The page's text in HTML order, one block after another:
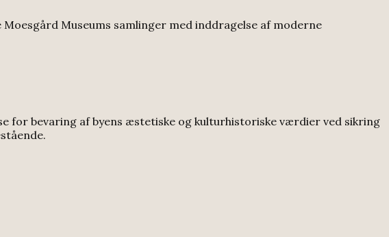
Moesgård Museums samlinger med inddragelse af moderne
for bevaring af byens æstetiske og kulturhistoriske værdier ved sikring